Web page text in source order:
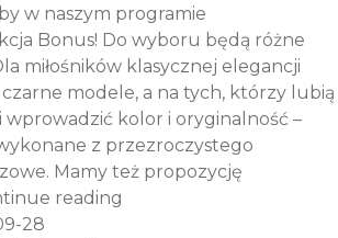
w naszym programie
Bonus! Do wyboru będą różne
miłośników klasycznej elegancji
modele, a na tych, którzy lubią
wprowadzić kolor i oryginalność –
z przezroczystego
Mamy też propozycję
reading
28